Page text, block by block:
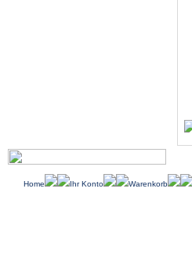
Home Ihr Konto Warenkorb